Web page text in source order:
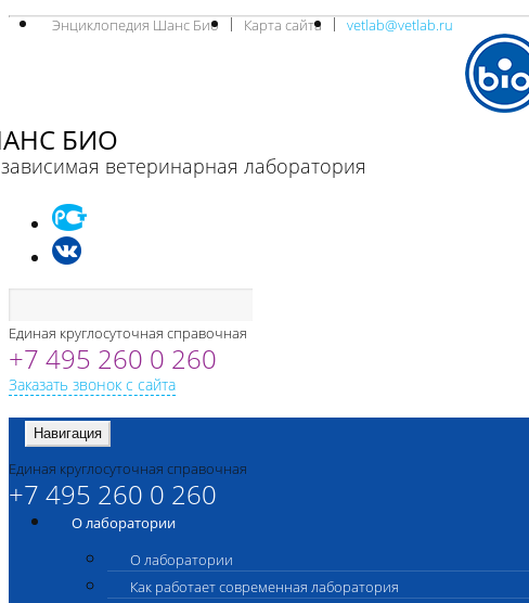
Энциклопедия Шанс Био Карта сайта vetlab@vetlab.ru
БИО
ветеринарная лаборатория
Единая круглосуточная справочная
+7 495 260 0 260
Заказать звонок с сайта
Навигация
Единая круглосуточная справочная
+7 495 260 0 260
О лаборатории
О лаборатории
Как работает современная лаборатория